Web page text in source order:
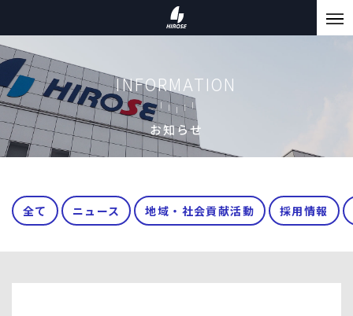
INFORMATION
お知らせ
全て ニュース 地域・社会貢献活動 採用情報